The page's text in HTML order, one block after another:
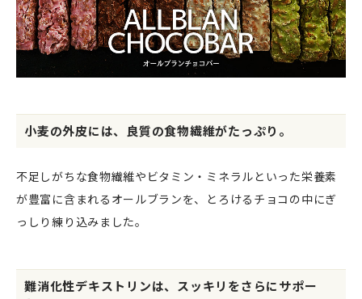
小麦の外皮には、良質の食物繊維がたっぷり。
不足しがちな食物繊維やビタミン・ミネラルといった栄養素
が豊富に含まれるオールブランを、とろけるチョコの中にぎ
っしり練り込みました。
難消化性デキストリンは、スッキリをさらにサポー